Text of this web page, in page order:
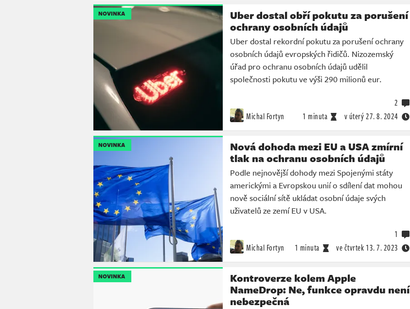
NOVINKA
Uber dostal obří pokutu za porušení
ochrany osobních údajů
Uber dostal rekordní pokutu za porušení ochrany
osobních údajů evropských řidičů. Nizozemský
úřad pro ochranu osobních údajů udělil
společnosti pokutu ve výši 290 milionů eur.
Michal Fortyn 1 minuta v úterý27. 8. 2024
2
NOVINKA
Nová dohoda mezi EU a USA zmírní
tlak na ochranu osobních údajů
Podle nejnovější dohody mezi Spojenými státy
americkými a Evropskou unií o sdílení dat mohou
nově sociální sítě ukládat osobní údaje svých
uživatelů ze zemí EU v USA.
Michal Fortyn 1 minuta ve čtvrtek 13. 7. 2023
1
NOVINKA
Kontroverze kolem Apple
NameDrop: Ne, funkce opravdu není
nebezpečná